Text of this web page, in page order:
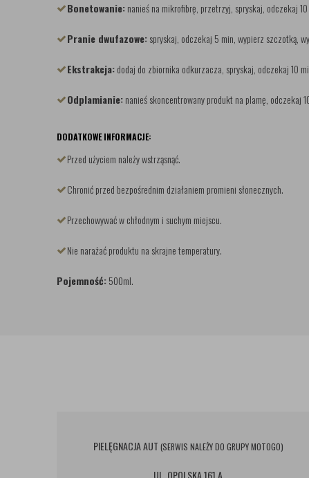
Bonetowanie:nanieś na mikrofibrę, przetrzyj, spryskaj, odczekaj
Pranie dwufazowe:spryskaj, odczekaj 5 min, wypierz szczotką,
Ekstrakcja:dodaj do zbiornika odkurzacza, spryskaj, odczekaj 10
Odplamianie:nanieś skoncentrowany produkt na plamę, odczekaj
DODATKOWE INFORMACJE:
Przed użyciem należy wstrząsnąć.
Chronić przed bezpośrednim działaniem promieni słonecznych.
Przechowywać w chłodnym i suchym miejscu.
Nie narażać produktu na skrajne temperatury.
Pojemność:500ml.
PIELĘGNACJA AUT (SERWIS NALEŻY DO GRUPY MOTOGO)
UL. OPOLSKA 161 A